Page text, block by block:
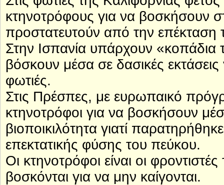
κτηνοτρόφους για να βοσκήσουν
προστατευτούν από την επέκταση
Στην Ισπανία υπάρχουν
βόσκουν μέσα σε δασικές
φωτιές.
Στις Πρέσπες, με ευρωπαικό
κτηνοτρόφοι για να βοσκήσουν
βιοποικιλότητα γιατί
επεκτατικής φύσης του πεύκου.
Οι κτηνοτρόφοι είναι οι
βοσκόνται για να μην καίγονται.